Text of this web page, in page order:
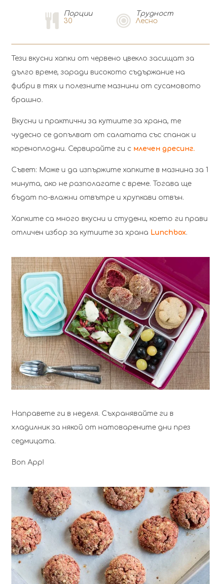
Порции
30
Tрудност
Лесно
Тези вкусни хапки от червено цвекло засищат за
дълго време, заради високото съдържание на
фибри в тях и полезните мазнини от сусамовото
брашно.
Вкусни и практични за кутиите за храна, те
чудесно се допълват от салатата със спанак и
кореноплодни. Сервирайте ги с млечен дресинг.
Съвет: Може и да изпържите хапките в мазнина за 1
минута, ако не разполагате с време. Тогава ще
бъдат по-влажни отвътре и хрупкави отвън.
Хапките са много вкусни и студени, което ги прави
отличен избор за кутиите за храна Lunchbox.
Направете ги в неделя. Съхранявайте ги в
хладилник за някой от натоварените дни през
седмицата.
Bon App!